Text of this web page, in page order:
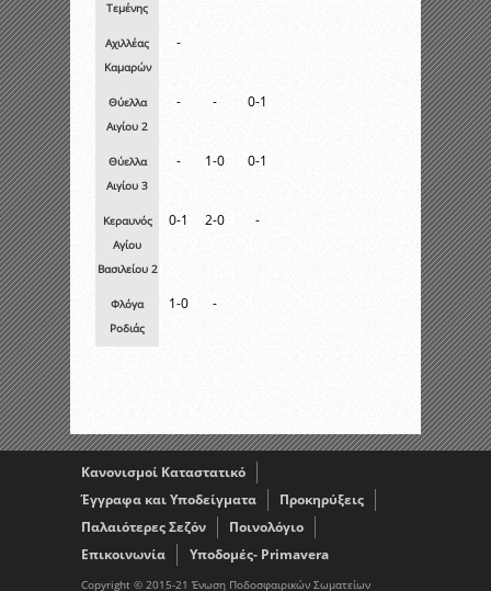
Τεμένης
Αχιλλέας
Καμαρών
-
Θύελλα
Αιγίου 2
- - 0-1
Θύελλα
Αιγίου 3
- 1-0 0-1
Κεραυνός
Αγίου
Βασιλείου 2
0-1 2-0 -
Φλόγα
Ροδιάς
1-0 -
Κανονισμοί Καταστατικό
Έγγραφα και Υποδείγματα
Προκηρύξεις
Παλαιότερες Σεζόν
Ποινολόγιο
Επικοινωνία
Υποδομές- Primavera
Copyright © 2015-21 Ένωση Ποδοσφαιρικών Σωματείων